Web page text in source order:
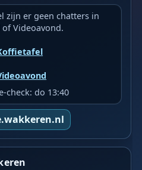
zijn er geen chatters in
Videoavond.
check: do 13:40